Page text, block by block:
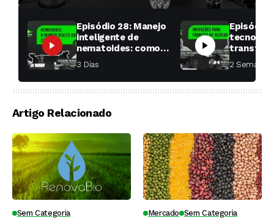
Episódio 28: Manejo
inteligente de
nematoides: como
aumentar a
produtividade das
soqueiras?
3 Dias ⁮
Episódio
fábricas
2 Semanas ⁮
Artigo Relacionado
Sem Categoria Mercado Sem Categoria